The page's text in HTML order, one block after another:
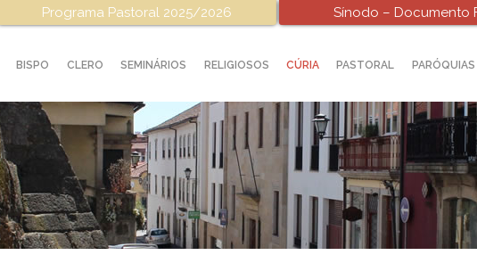
Programa Pastoral 2025/2026 Sínodo – Documento
BISPO CLERO SEMINÁRIOS RELIGIOSOS CÚRIA PASTORAL PARÓQUIAS